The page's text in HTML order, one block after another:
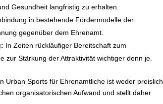
Gesundheit langfristig zu erhalten.
in bestehende Fördermodelle der
gegenüber dem Ehrenamt.
In Zeiten rückläufiger Bereitschaft zum
zur Stärkung der Attraktivität wichtiger denn je.
Urban Sports für Ehrenamtliche ist weder preislich
organisatorischen Aufwand und stellt daher